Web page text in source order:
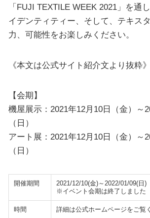
「FUJI TEXTILE WEEK 2021」を通
イデンティティー、そして、テキス
力、可能性をお楽しみください。
《本文は公式サイト紹介文より抜粋》
【会期】
機屋展示：2021年12月10日（金）～
（日）
アート展：2021年12月10日（金）～
（日）
開催期間
2021/12/10(金)～2022/01/09(日)
※イベント会期は終了しました
時間 詳細は公式ホームページをご覧